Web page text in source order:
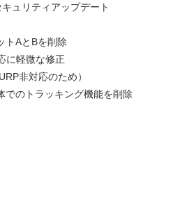
ュリティアップデート
トAとBを削除
に軽微な修正
非対応のため）
でのトラッキング機能を削除